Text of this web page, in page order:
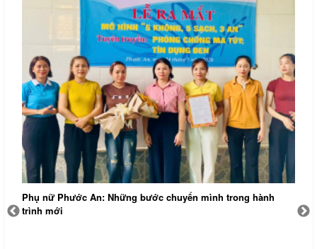
Phụ nữ Phước An: Những bước chuyển mình trong hành
trình mới